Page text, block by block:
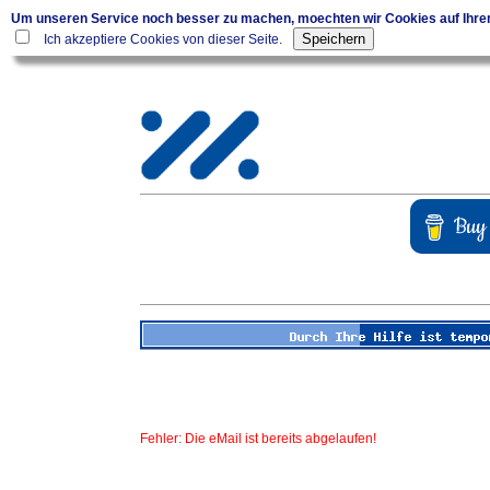
Um unseren Service noch besser zu machen, moechten wir Cookies auf
Ich akzeptiere Cookies von dieser Seite.
Fehler: Die eMail ist bereits abgelaufen!